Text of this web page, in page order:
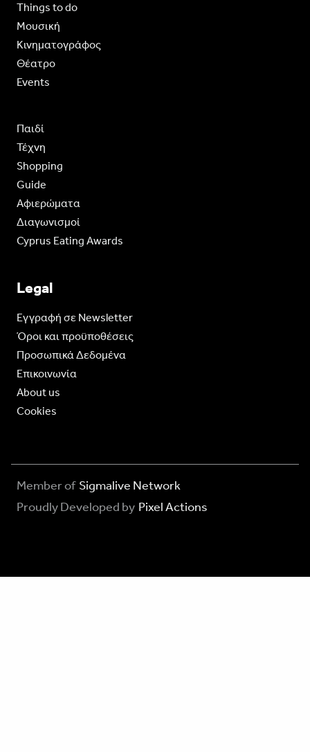
Things to do
Moυσική
Κινηματογράφος
Θέατρο
Events
Παιδί
Τέχνη
Shopping
Guide
Aφιερώματα
Διαγωνισμοί
Cyprus Eating Awards
Legal
Eγγραφή σε Newsletter
Όροι και προϋποθέσεις
Προσωπικά Δεδομένα
Επικοινωνία
About us
Cookies
Member of Sigmalive Network
Proudly Developed by Pixel Actions